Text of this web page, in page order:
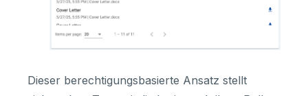
Dieser berechtigungsbasierte Ansatz stellt